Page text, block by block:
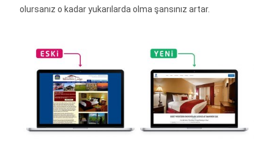
olursanız o kadar yukarılarda olma şansınız artar.